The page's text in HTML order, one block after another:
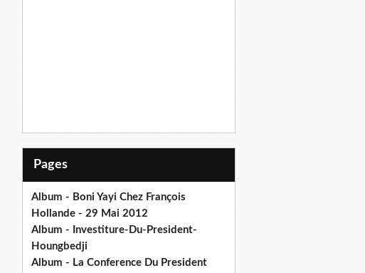
Pages
Album - Boni Yayi Chez François
Hollande - 29 Mai 2012
Album - Investiture-Du-President-
Houngbedji
Album - La Conference Du President